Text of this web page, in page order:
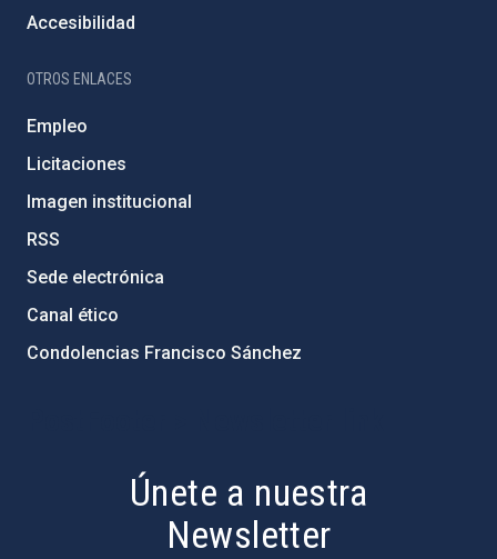
Accesibilidad
OTROS ENLACES
Empleo
Licitaciones
Imagen institucional
RSS
Sede electrónica
Canal ético
Condolencias Francisco Sánchez
Únete a nuestra
Newsletter